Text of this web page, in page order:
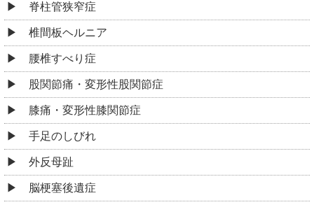
脊柱管狭窄症
椎間板ヘルニア
腰椎すべり症
股関節痛・変形性股関節症
膝痛・変形性膝関節症
手足のしびれ
外反母趾
脳梗塞後遺症